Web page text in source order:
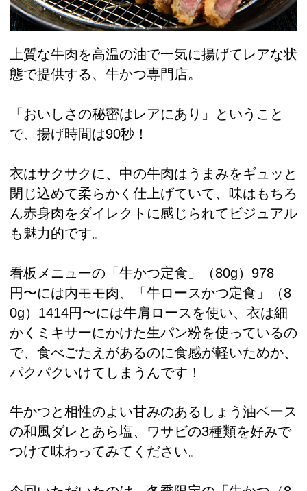
上質な牛肉を高温の油で一気に揚げてレアな状
態で提供する、牛かつ専門店。
「おいしさの秘密はレアにあり」ということ
で、揚げ時間は90秒！
衣はサクサクに、中の牛肉はうまみをギュッと
閉じ込めて柔らかく仕上げていて、味はもちろ
ん赤身肉をダイレクトに感じられてビジュアル
も魅力的です。
看板メニューの「牛かつ定食」（80g）978
円〜には内モモ肉、「牛ロースかつ定食」（8
0g）1414円〜には牛肩ロースを使い、衣は細
かくミキサーにかけた生パン粉を使っているの
で、食べごたえがあるのに食感が軽いためか、
パクパクいけてしまうんです！
牛かつと相性のよい甘みのあるしょう油ベース
の和風ダレとあら塩、ワサビの3種類を好みで
つけて味わってみてください。